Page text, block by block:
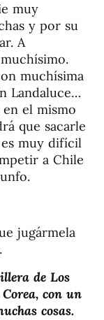
muy
y por su
A
muchísima
Landaluce…
el mismo
que sacarle
es muy difícil
a Chile
jugármela
de Los
con un
cosas.